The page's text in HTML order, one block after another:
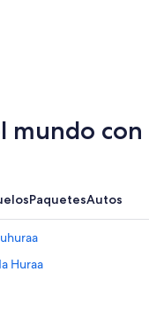
mundo con
PaquetesAutos
Huraa